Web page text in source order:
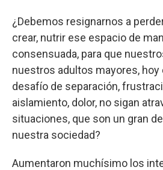
¿Debemos resignarnos a
crear, nutrir ese espacio de
consensuada, para que
nuestros adultos mayores, hoy
desafío de separación,
aislamiento, dolor, no sigan
situaciones, que son un gran
nuestra sociedad?
Aumentaron muchísimo los